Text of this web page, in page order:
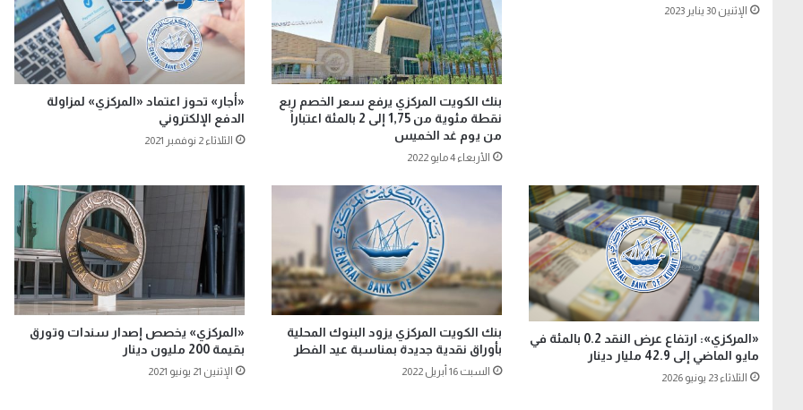
الإثنين 30 يناير 2023
بنك الكويت المركزي يرفع سعر الخصم ربع
نقطة مئوية من 1,75 إلى 2 بالمئة اعتباراً
من يوم غد الخميس
الأربعاء 4 مايو 2022
«أجار» تحوز اعتماد «المركزي» لمزاولة
الدفع الإلكتروني
الثلاثاء 2 نوفمبر 2021
«المركزي»: ارتفاع عرض النقد 0.2 بالمئة في
مايو الماضي إلى 42.9 مليار دينار
الثلاثاء 23 يونيو 2026
بنك الكويت المركزي يزود البنوك المحلية
بأوراق نقدية جديدة بمناسبة عيد الفطر
السبت 16 أبريل 2022
«المركزي» يخصص إصدار سندات وتورق
بقيمة 200 مليون دينار
الإثنين 21 يونيو 2021